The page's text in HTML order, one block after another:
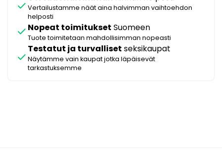
check Vertailustamme näät aina halvimman vaihtoehdon
helposti
check Nopeat toimitukset Suomeen
Tuote toimitetaan mahdollisimman nopeasti
check
Testatut ja turvalliset seksikaupat
Näytämme vain kaupat jotka läpäisevät
tarkastuksemme